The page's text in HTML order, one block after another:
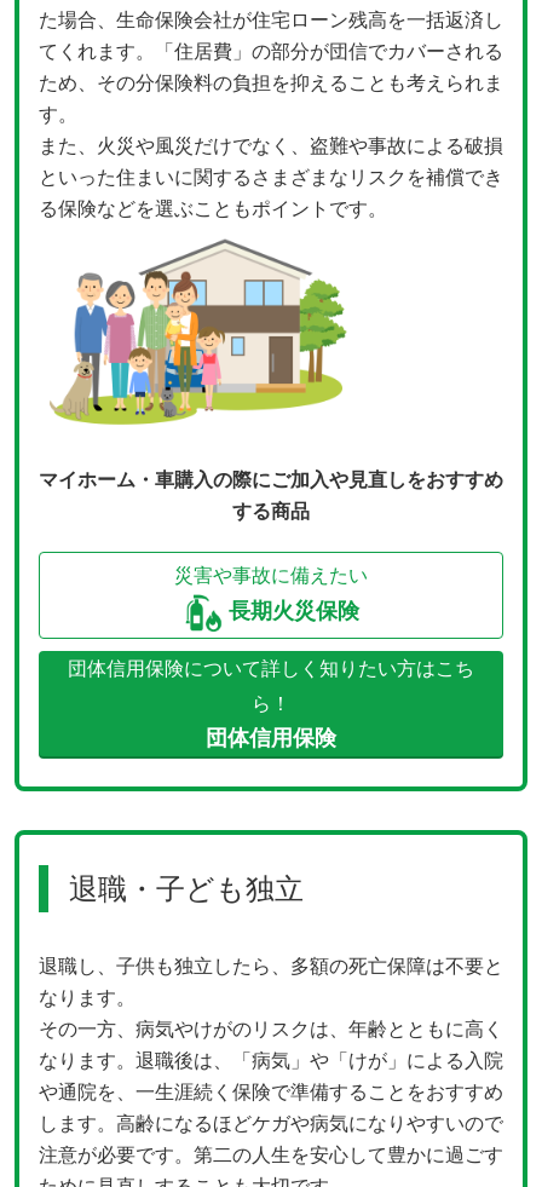
た場合、生命保険会社が住宅ローン残高を一括返済し
てくれます。「住居費」の部分が団信でカバーされる
ため、その分保険料の負担を抑えることも考えられま
す。
また、火災や風災だけでなく、盗難や事故による破損
といった住まいに関するさまざまなリスクを補償でき
る保険などを選ぶこともポイントです。
マイホーム・車購入の際にご加入や見直しをおすすめ
する商品
災害や事故に備えたい
長期火災保険
団体信用保険について詳しく知りたい方はこち
ら！
団体信用保険
退職・子ども独立
退職し、子供も独立したら、多額の死亡保障は不要と
なります。
その一方、病気やけがのリスクは、年齢とともに高く
なります。退職後は、「病気」や「けが」による入院
や通院を、一生涯続く保険で準備することをおすすめ
します。高齢になるほどケガや病気になりやすいので
注意が必要です。第二の人生を安心して豊かに過ごす